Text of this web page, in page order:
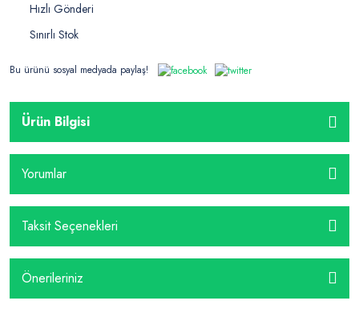
Hızlı Gönderi
Sınırlı Stok
Bu ürünü sosyal medyada paylaş!
Ürün Bilgisi
Yorumlar
Taksit Seçenekleri
Önerileriniz